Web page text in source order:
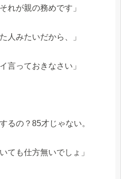
れが親の務めです」
人みたいだから、」
言っておきなさい」
るの？85才じゃない。
ても仕方無いでしょ」